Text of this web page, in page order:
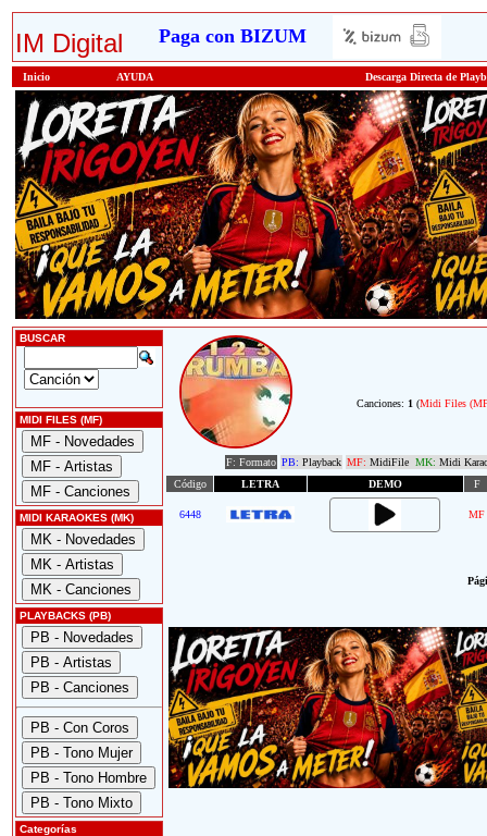
IM Digital Paga con BIZUM
Inicio AYUDA Descarga Directa de
BUSCAR
MIDI FILES (MF)
MIDI KARAOKES (MK)
PLAYBACKS (PB)
Categorías
Canciones: 1 (Midi Files
F: Formato PB: Playback MF: MidiFile MK: Midi
Código
LETRA DEMO F
6448 MF